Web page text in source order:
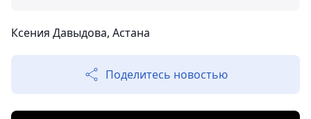
Ксения Давыдова, Астана
Поделитесь новостью